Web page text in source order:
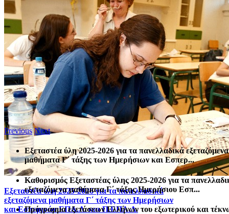
Εξεταστέα ύλη 2025-2026 για τα πανελλαδικά
εξεταζόμενα μαθήματα Γ΄ τάξης των Ημερήσιων
και Εσπερινών ΕΠΑ.Λ. και Π.ΕΠΑ.Λ.
Previous Next
Εξεταστέα ύλη 2025-2026 για τα πανελλαδικά εξεταζόμενα
μαθήματα Γ΄ τάξης των Ημερήσιων και Εσπερ...
Καθορισμός Eξεταστέας ύλης 2025-2026 για τα
εξεταζόμενα μαθήματα Γ΄ τάξης Ημερήσιου Εσπ...
Πρόγραμμα εξετάσεων Ελλήνων του εξωτερικού και